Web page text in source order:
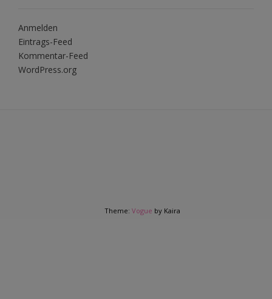
Anmelden
Eintrags-Feed
Kommentar-Feed
WordPress.org
Theme: Vogue by Kaira